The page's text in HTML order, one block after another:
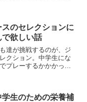
関わりが...
のセレクションに
欲しい話
達が挑戦するのが、ジ
クション。中学生にな
プレーするかかかって
レクシ...
生のための栄養補